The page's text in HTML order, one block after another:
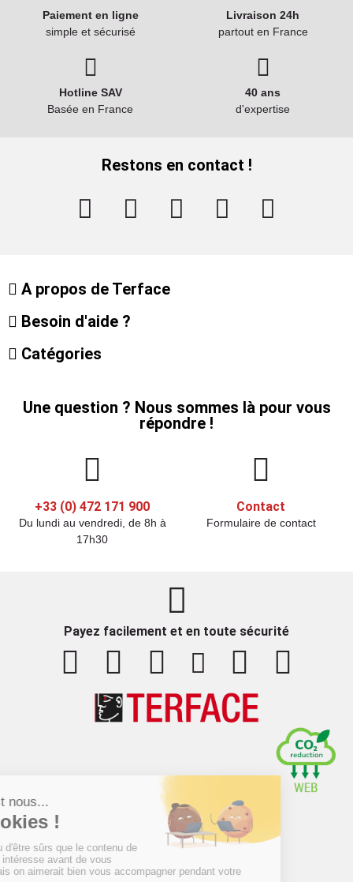
Paiement en ligne
simple et sécurisé
Livraison 24h
partout en France
Hotline SAV
Basée en France
40 ans
d'expertise
Restons en contact !
A propos de Terface
Besoin d'aide ?
Catégories
Une question ? Nous sommes là pour vous
répondre !
+33 (0) 472 171 900
Du lundi au vendredi, de 8h à
17h30
Contact
Formulaire de contact
Payez facilement et en toute sécurité